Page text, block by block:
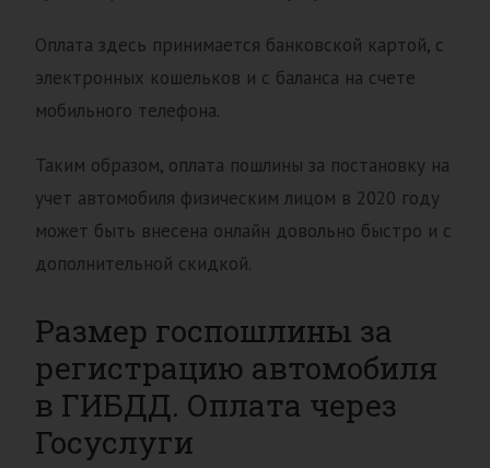
Оплата здесь принимается банковской картой, с
электронных кошельков и с баланса на счете
мобильного телефона.
Таким образом, оплата пошлины за постановку на
учет автомобиля физическим лицом в 2020 году
может быть внесена онлайн довольно быстро и с
дополнительной скидкой.
Размер госпошлины за
регистрацию автомобиля
в ГИБДД. Оплата через
Госуслуги